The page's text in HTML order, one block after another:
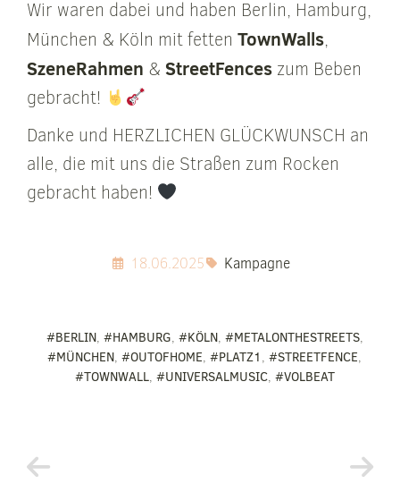
Wir waren dabei und haben Berlin, Hamburg,
München & Köln mit fetten TownWalls,
SzeneRahmen & StreetFences zum Beben
gebracht!
Danke und HERZLICHEN GLÜCKWUNSCH an
alle, die mit uns die Straßen zum Rocken
gebracht haben!
18.06.2025 Kampagne
#BERLIN, #HAMBURG, #KÖLN, #METALONTHESTREETS,
#MÜNCHEN,#OUTOFHOME,#PLATZ1 ,#STREETFENCE,
#TOWNWALL, #UNIVERSALMUSIC, #VOLBEAT